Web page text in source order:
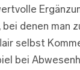
bei denen man
selbst
bei